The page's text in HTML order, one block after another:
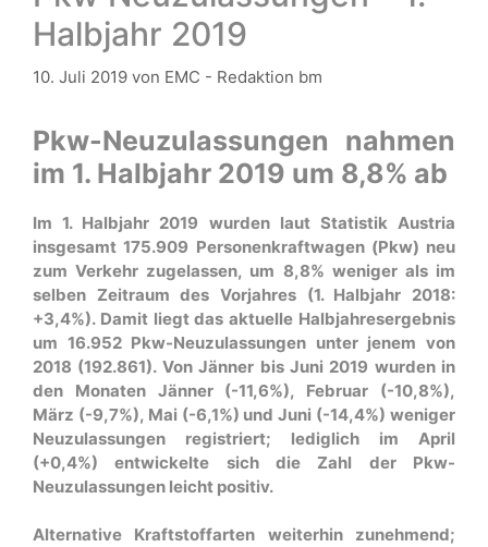
Halbjahr 2019
10. Juli 2019 von EMC - Redaktion bm
Pkw-Neuzulassungen nahmen
im 1. Halbjahr 2019 um 8,8% ab
Im 1. Halbjahr 2019 wurden laut Statistik Austria
insgesamt 175.909 Personenkraftwagen (Pkw) neu
zum Verkehr zugelassen, um 8,8% weniger als im
selben Zeitraum des Vorjahres (1. Halbjahr 2018:
+3,4%). Damit liegt das aktuelle Halbjahresergebnis
um 16.952 Pkw-Neuzulassungen unter jenem von
2018 (192.861). Von Jänner bis Juni 2019 wurden in
den Monaten Jänner (-11,6%), Februar (-10,8%),
März (-9,7%), Mai (-6,1%) und Juni (-14,4%) weniger
Neuzulassungen registriert; lediglich im April
(+0,4%) entwickelte sich die Zahl der Pkw-
Neuzulassungen leicht positiv.
Alternative Kraftstoffarten weiterhin zunehmend;